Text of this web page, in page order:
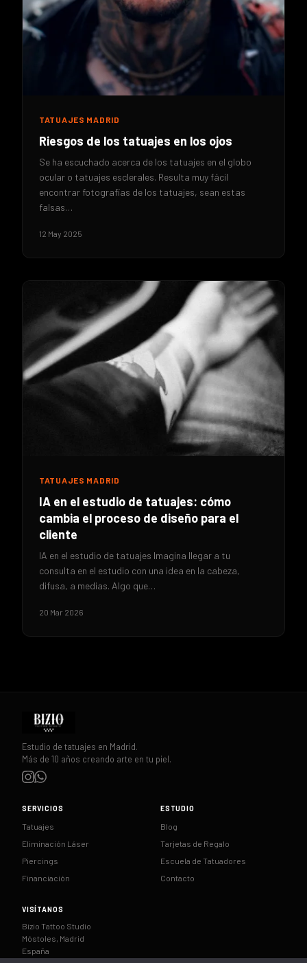
TATUAJES MADRID
Riesgos de los tatuajes en los ojos
Se ha escuchado acerca de los tatuajes en el globo
ocular o tatuajes esclerales. Resulta muy fácil
encontrar fotografías de los tatuajes, sean estas
falsas…
12 May 2025
TATUAJES MADRID
IA en el estudio de tatuajes: cómo
cambia el proceso de diseño para el
cliente
IA en el estudio de tatuajes Imagina llegar a tu
consulta en el estudio con una idea en la cabeza,
difusa, a medias. Algo que…
20 Mar 2026
Estudio de tatuajes en Madrid.
Más de 10 años creando arte en tu piel.
SERVICIOS
Tatuajes
Eliminación Láser
Piercings
Financiación
ESTUDIO
Blog
Tarjetas de Regalo
Escuela de Tatuadores
Contacto
VISÍTANOS
Bizio Tattoo Studio
Móstoles, Madrid
España